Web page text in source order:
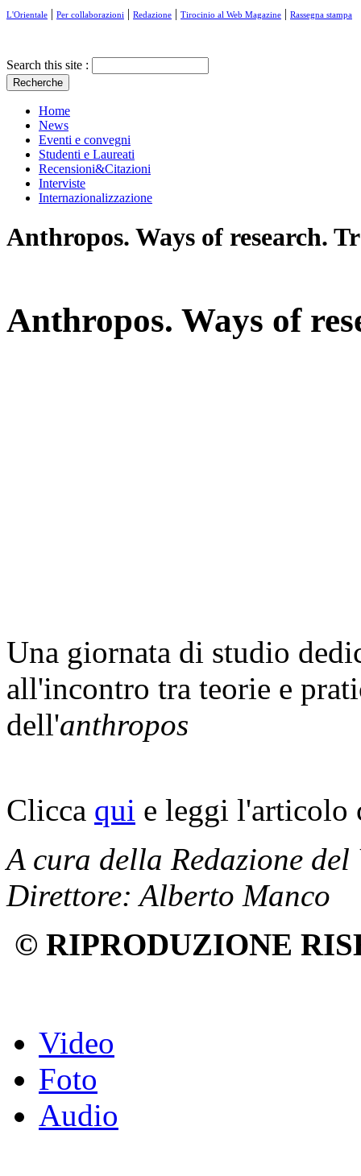
L'Orientale | Per collaborazioni | Redazione | Tirocinio al Web Magazine | Rassegna stampa
Search this site :
Home
News
Eventi e convegni
Studenti e Laureati
Recensioni&Citazioni
Interviste
Internazionalizzazione
Anthropos. Ways of research.
Anthropos. Ways of
Una giornata di studio
all'incontro tra teorie e
dell'anthropos
Clicca qui e leggi l'articolo
A cura della Redazione del
Direttore: Alberto Manco
© RIPRODUZIONE
Video
Foto
Audio